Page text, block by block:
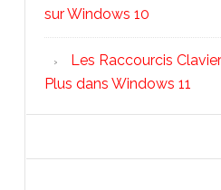
sur Windows 10
Les Raccourcis
Plus dans Windows 11